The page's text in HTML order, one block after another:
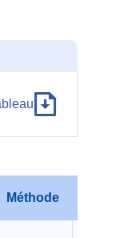
Méthode